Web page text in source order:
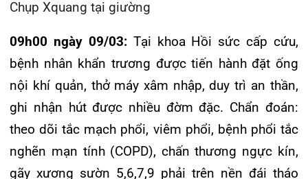
Bệnh nhân nhanh chóng được đặt ống nội khí